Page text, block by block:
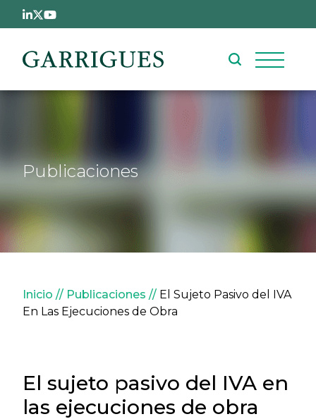
Pasar al contenido principal
Publicaciones
Sobrescribir enlaces de
Inicio Publicaciones
El Sujeto Pasivo del IVA
En Las Ejecuciones de Obra
El sujeto pasivo del IVA en
las ejecuciones de obra